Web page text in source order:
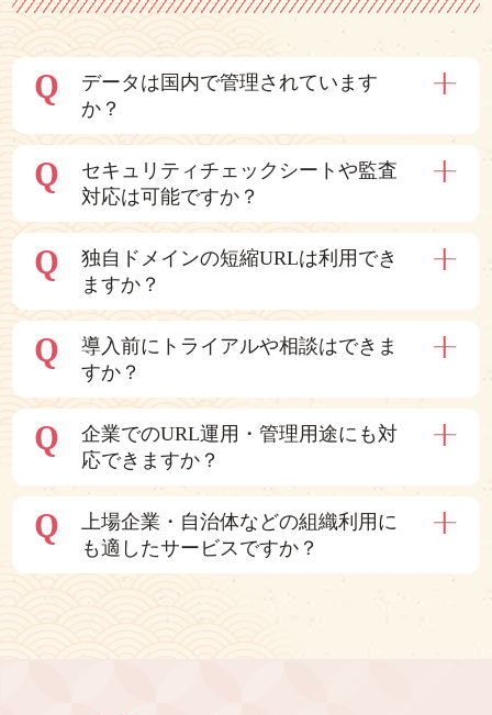
Q
データは国内で管理されています
か？
Q
セキュリティチェックシートや監査
対応は可能ですか？
Q
独自ドメインの短縮URLは利用でき
ますか？
Q
導入前にトライアルや相談はできま
すか？
Q
企業でのURL運用・管理用途にも対
応できますか？
Q
上場企業・自治体などの組織利用に
も適したサービスですか？